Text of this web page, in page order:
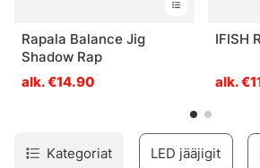
Rapala Balance Jig
Shadow Rap
alk. €14.90
IFISH
alk.
Kategoriat LED jääjigit